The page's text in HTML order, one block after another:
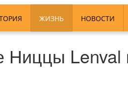
ЖИЗНЬ НОВОСТИ
Ниццы Lenval